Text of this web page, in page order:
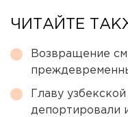
ЧИТАЙТЕ
Возвращение
Главу
депортировали